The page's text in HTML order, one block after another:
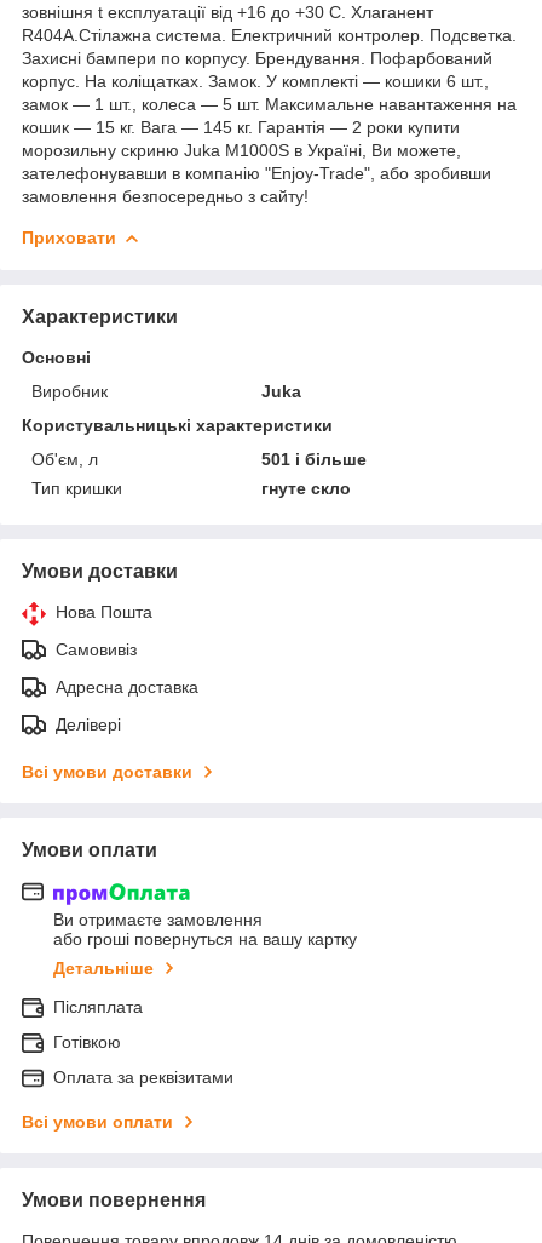
зовнішня t експлуатації від +16 до +30 С. Хлаганент
R404A.Стілажна система. Електричний контролер. Подсветка.
Захисні бампери по корпусу. Брендування. Пофарбований
корпус. На коліщатках. Замок. У комплекті — кошики 6 шт.,
замок — 1 шт., колеса — 5 шт. Максимальне навантаження на
кошик — 15 кг. Вага — 145 кг. Гарантія — 2 роки купити
морозильну скриню Juka M1000S в Україні, Ви можете,
зателефонувавши в компанію "Enjoy-Trade", або зробивши
замовлення безпосередньо з сайту!
Приховати
Характеристики
Основні
Виробник
Juka
Користувальницькі характеристики
Об'єм, л
501 і більше
Тип кришки
гнуте скло
Умови доставки
Нова Пошта
Самовивіз
Адресна доставка
Делівері
Всі умови доставки
Умови оплати
Ви отримаєте замовлення
або гроші повернуться на вашу картку
Детальніше
Післяплата
Готівкою
Оплата за реквізитами
Всі умови оплати
Умови повернення